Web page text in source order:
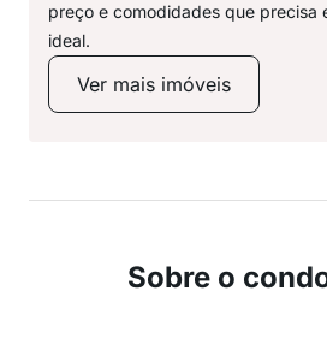
preço e comodidades que precisa
ideal.
Ver mais imóveis
Sobre o